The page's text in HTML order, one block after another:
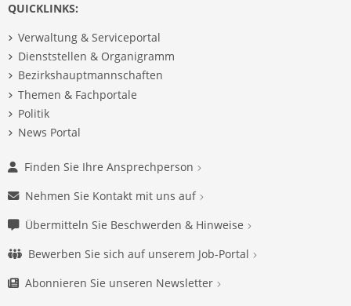
QUICKLINKS:
Verwaltung & Serviceportal
Dienststellen & Organigramm
Bezirkshauptmannschaften
Themen & Fachportale
Politik
News Portal
Finden Sie Ihre Ansprechperson
Nehmen Sie Kontakt mit uns auf
Übermitteln Sie Beschwerden & Hinweise
Bewerben Sie sich auf unserem Job-Portal
Abonnieren Sie unseren Newsletter